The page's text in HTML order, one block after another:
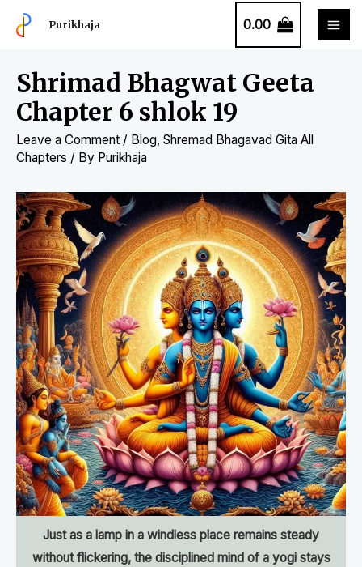
Purikhaja 0.00
Shrimad Bhagwat Geeta
Chapter 6 shlok 19
Leave a Comment / Blog, Shremad Bhagavad Gita All
Chapters / By Purikhaja
Just as a lamp in a windless place remains steady
without flickering, the disciplined mind of a yogi stays